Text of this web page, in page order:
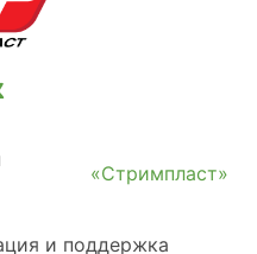
«Стримпласт»
и поддержка